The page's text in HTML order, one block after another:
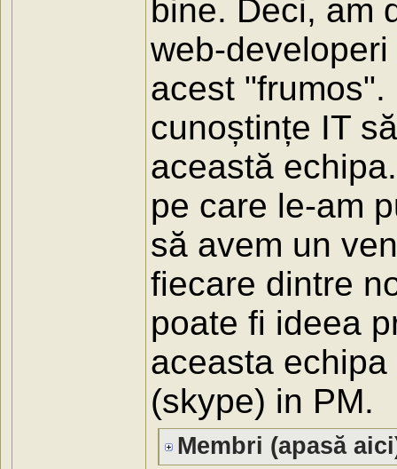
bine. Deci, am
web-
acest
cunoștințe IT
această
pe care le-am
să avem un
fiecare dintre
poate fi ideea
aceasta
(skype) in PM.
Membri (apasă